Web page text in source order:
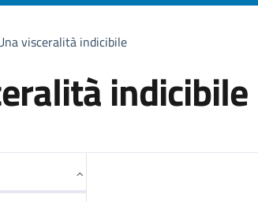
visceralità indicibile
indicibile